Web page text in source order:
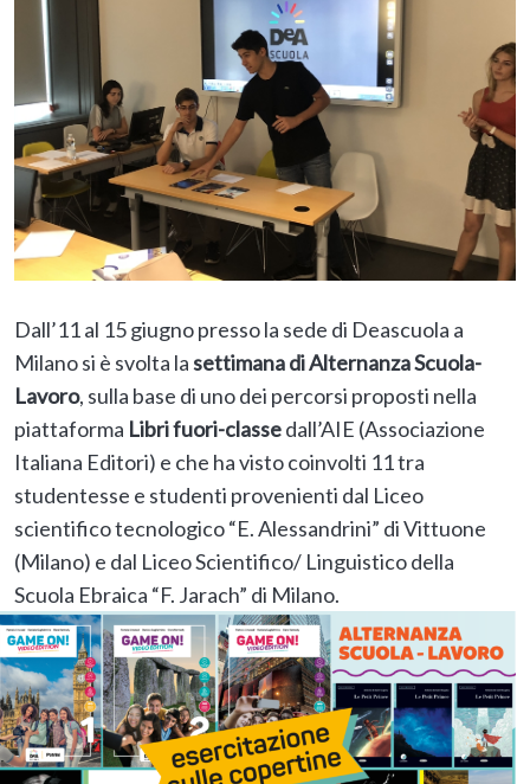
Dall’11 al 15 giugno presso la sede di Deascuola a
Milano si è svolta lasettimana di Alternanza Scuola-
Lavoro, sulla base di uno dei percorsi proposti nella
piattaforma Libri fuori-classedall’AIE (Associazione
Italiana Editori) e che ha visto coinvolti 11 tra
studentesse e studenti provenienti dal Liceo
scientifico tecnologico “E. Alessandrini” di Vittuone
(Milano) e dal Liceo Scientifico/ Linguistico della
Scuola Ebraica “F. Jarach” di Milano.